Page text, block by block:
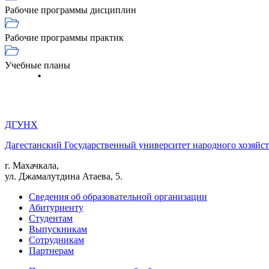
Рабочие программы дисциплин
Рабочие программы практик
Учебные планы
ДГУНХ
Дагестанский Государственный университет народного
г. Махачкала,
ул. Джамалутдина Атаева, 5.
Сведения об образовательной организации
Абитуриенту
Студентам
Выпускникам
Сотрудникам
Партнерам